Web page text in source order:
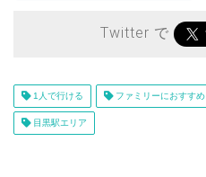
Twitter で
1人で行ける ファミリーにおすすめ
目黒駅エリア